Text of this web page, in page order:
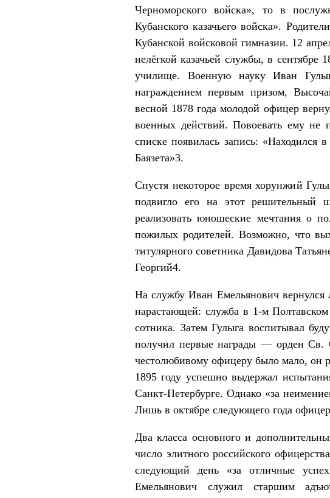
Черноморского войска», то в
Кубанского казачьего войска».
Кубанской войсковой гимназии. 12
нелёгкой казачьей службы, в сентябре
училище. Военную науку Иван
награждением первым призом,
весной 1878 года молодой офицер
военных действий. Повоевать ему
списке появилась запись: «Находился
Баязета»3.
Спустя некоторое время хорунжий
подвигло его на этот решительный
реализовать юношеские мечтания о
пожилых родителей. Возможно, что
титулярного советника Давидова
Георгий4.
На службу Иван Емельянович вернулся
нарастающей: служба в 1-м
сотника. Затем Гулыга воспитывал
получил первые награды — орден Св.
честолюбивому офицеру было мало, он
1895 году успешно выдержал
Санкт-Петербурге. Однако «за
Лишь в октябре следующего года
Два класса основного и
число элитного российского
следующий день «за отличные
Емельянович служил старшим